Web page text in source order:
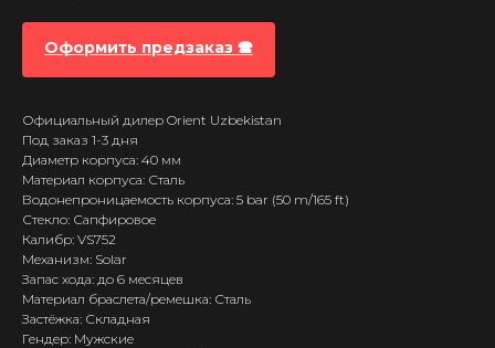
Оформить предзаказ 🕿
Официальный дилер Orient Uzbekistan
Под заказ 1-3 дня
Диаметр корпуса: 40 мм
Материал корпуса: Сталь
Водонепроницаемость корпуса: 5 bar (50 m/165 ft)
Стекло: Сапфировое
Калибр: VS752
Механизм: Solar
Запас хода: до 6 месяцев
Материал браслета/ремешка: Сталь
Застёжка: Складная
Гендер: Мужские